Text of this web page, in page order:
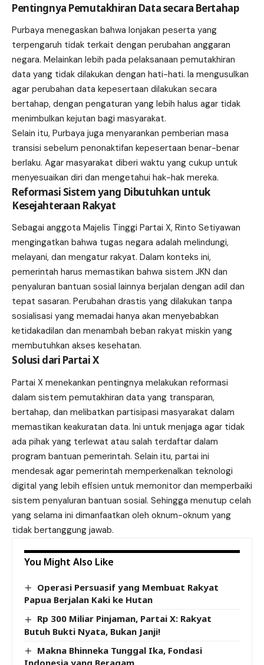
Pentingnya Pemutakhiran Data secara Bertahap
Purbaya menegaskan bahwa lonjakan peserta yang
terpengaruh tidak terkait dengan perubahan anggaran
negara. Melainkan lebih pada pelaksanaan pemutakhiran
data yang tidak dilakukan dengan hati-hati. Ia mengusulkan
agar perubahan data kepesertaan dilakukan secara
bertahap, dengan pengaturan yang lebih halus agar tidak
menimbulkan kejutan bagi masyarakat.
Selain itu, Purbaya juga menyarankan pemberian masa
transisi sebelum penonaktifan kepesertaan benar-benar
berlaku. Agar masyarakat diberi waktu yang cukup untuk
menyesuaikan diri dan mengetahui hak-hak mereka.
Reformasi Sistem yang Dibutuhkan untuk
Kesejahteraan Rakyat
Sebagai anggota Majelis Tinggi Partai X, Rinto Setiyawan
mengingatkan bahwa tugas negara adalah melindungi,
melayani, dan mengatur rakyat. Dalam konteks ini,
pemerintah harus memastikan bahwa sistem JKN dan
penyaluran bantuan sosial lainnya berjalan dengan adil dan
tepat sasaran. Perubahan drastis yang dilakukan tanpa
sosialisasi yang memadai hanya akan menyebabkan
ketidakadilan dan menambah beban rakyat miskin yang
membutuhkan akses kesehatan.
Solusi dari Partai X
Partai X menekankan pentingnya melakukan reformasi
dalam sistem pemutakhiran data yang transparan,
bertahap, dan melibatkan partisipasi masyarakat dalam
memastikan keakuratan data. Ini untuk menjaga agar tidak
ada pihak yang terlewat atau salah terdaftar dalam
program bantuan pemerintah. Selain itu, partai ini
mendesak agar pemerintah memperkenalkan teknologi
digital yang lebih efisien untuk memonitor dan memperbaiki
sistem penyaluran bantuan sosial. Sehingga menutup celah
yang selama ini dimanfaatkan oleh oknum-oknum yang
tidak bertanggung jawab.
You Might Also Like
Operasi Persuasif yang Membuat Rakyat
Papua Berjalan Kaki ke Hutan
Rp 300 Miliar Pinjaman, Partai X: Rakyat
Butuh Bukti Nyata, Bukan Janji!
Makna Bhinneka Tunggal Ika, Fondasi
Indonesia yang Beragam